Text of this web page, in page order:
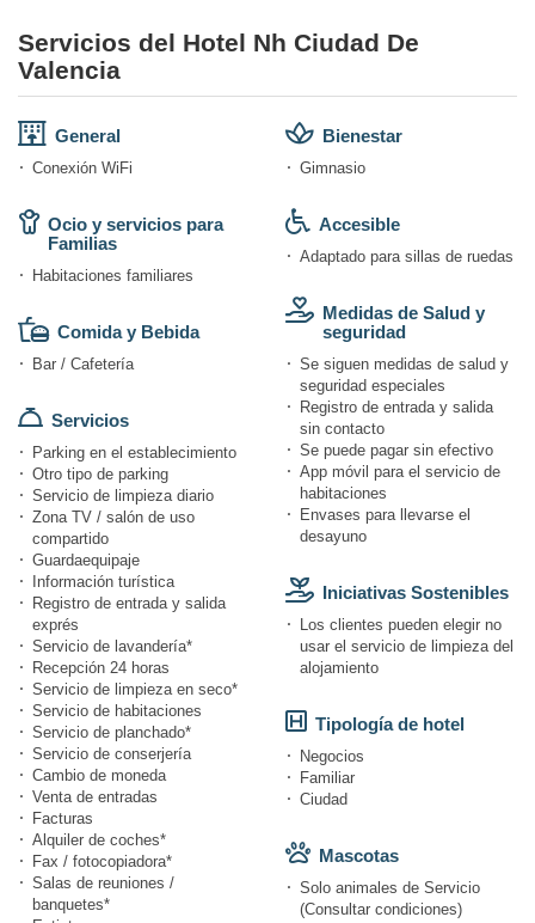
Servicios del Hotel Nh Ciudad De
Valencia
General
Conexión WiFi
Ocio y servicios para
Familias
Habitaciones familiares
Comida y Bebida
Bar / Cafetería
Servicios
Parking en el establecimiento
Otro tipo de parking
Servicio de limpieza diario
Zona TV / salón de uso
compartido
Guardaequipaje
Información turística
Registro de entrada y salida
exprés
Servicio de lavandería*
Recepción 24 horas
Servicio de limpieza en seco*
Servicio de habitaciones
Servicio de planchado*
Servicio de conserjería
Cambio de moneda
Venta de entradas
Facturas
Alquiler de coches*
Fax / fotocopiadora*
Salas de reuniones /
banquetes*
Bienestar
Gimnasio
Accesible
Adaptado para sillas de ruedas
Medidas de Salud y
seguridad
Se siguen medidas de salud y
seguridad especiales
Registro de entrada y salida
sin contacto
Se puede pagar sin efectivo
App móvil para el servicio de
habitaciones
Envases para llevarse el
desayuno
Iniciativas Sostenibles
Los clientes pueden elegir no
usar el servicio de limpieza del
alojamiento
Tipología de hotel
Negocios
Familiar
Ciudad
Mascotas
Solo animales de Servicio
(Consultar condiciones)